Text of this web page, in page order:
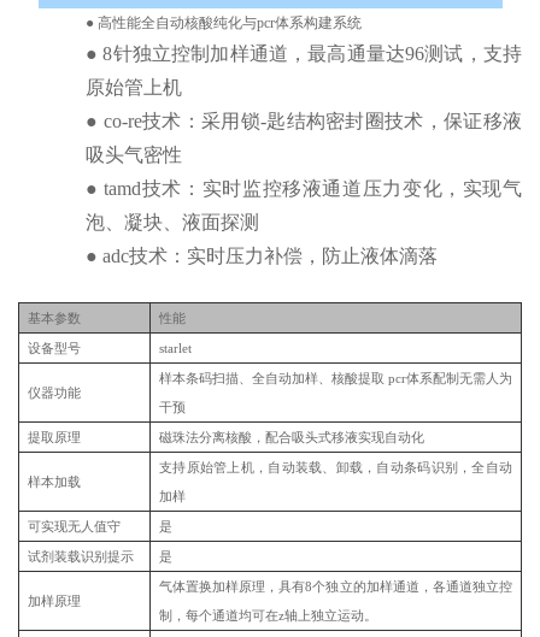
● 高性能全自动核酸纯化与pcr体系构建系统
●8针独立控制加样通道，最高通量达96测试，支持
原始管上机
● co-re技术：采用锁-匙结构密封圈技术，保证移液
吸头气密性
●tamd技术：实时监控移液通道压力变化，实现气
泡、凝块、液面探测
● adc技术：实时压力补偿，防止液体滴落
基本参数 性能
设备型号 starlet
仪器功能
样本条码扫描、全自动加样、核酸提取 pcr体系配制无需人为
干预
提取原理 磁珠法分离核酸，配合吸头式移液实现自动化
样本加载
支持原始管上机，自动装载、卸载，自动条码识别，全自动
加样
可实现无人值守 是
试剂装载识别提示 是
加样原理
气体置换加样原理，具有8个独立的加样通道，各通道独立控
制，每个通道均可在z轴上独立运动。